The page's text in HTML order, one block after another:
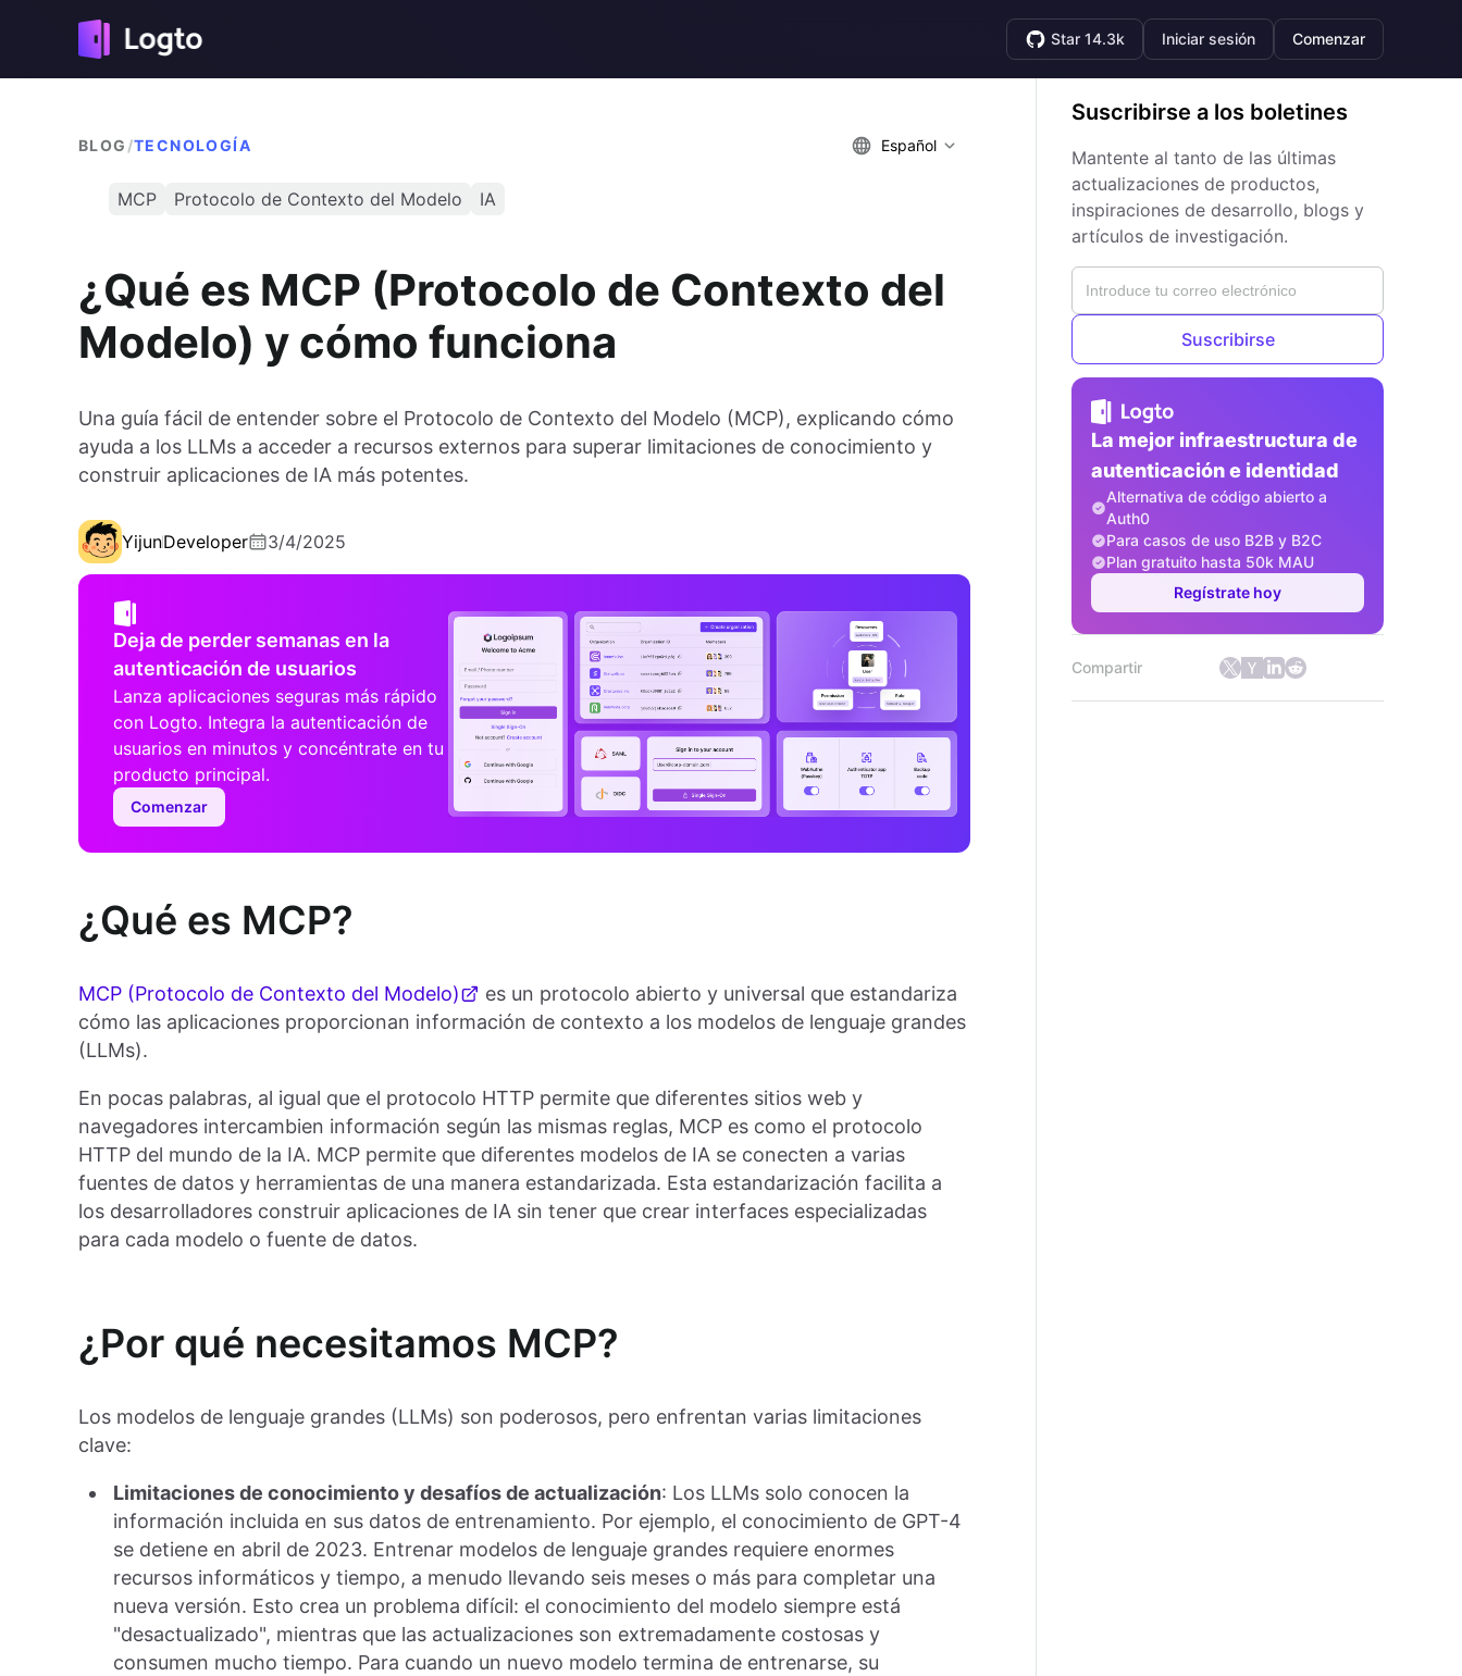
Star 14.3k Iniciar sesión Comenzar
BLOG /TECNOLOGÍA Español
MCP Protocolo de Contexto del Modelo IA
¿Qué es MCP (Protocolo de Contexto del
Modelo) y cómo funciona
Una guía fácil de entender sobre el Protocolo de Contexto del Modelo (MCP), explicando cómo
ayuda a los LLMs a acceder a recursos externos para superar limitaciones de conocimiento y
construir aplicaciones de IA más potentes.
YijunDeveloper 3/4/2025
Deja de perder semanas en la
autenticación de usuarios
Lanza aplicaciones seguras más rápido
con Logto. Integra la autenticación de
usuarios en minutos y concéntrate en tu
producto principal.
Comenzar
¿Qué es MCP?
MCP (Protocolo de Contexto del Modelo)
es un protocolo abierto y universal que estandariza
cómo las aplicaciones proporcionan información de contexto a los modelos de lenguaje grandes
(LLMs).
En pocas palabras, al igual que el protocolo HTTP permite que diferentes sitios web y
navegadores intercambien información según las mismas reglas, MCP es como el protocolo
HTTP del mundo de la IA. MCP permite que diferentes modelos de IA se conecten a varias
fuentes de datos y herramientas de una manera estandarizada. Esta estandarización facilita a
los desarrolladores construir aplicaciones de IA sin tener que crear interfaces especializadas
para cada modelo o fuente de datos.
¿Por qué necesitamos MCP?
Los modelos de lenguaje grandes (LLMs) son poderosos, pero enfrentan varias limitaciones
clave:
Limitaciones de conocimiento y desafíos de actualización: Los LLMs solo conocen la
información incluida en sus datos de entrenamiento. Por ejemplo, el conocimiento de GPT-4
se detiene en abril de 2023. Entrenar modelos de lenguaje grandes requiere enormes
recursos informáticos y tiempo, a menudo llevando seis meses o más para completar una
nueva versión. Esto crea un problema difícil: el conocimiento del modelo siempre está
"desactualizado", mientras que las actualizaciones son extremadamente costosas y
consumen mucho tiempo. Para cuando un nuevo modelo termina de entrenarse, su
Suscribirse a los boletines
Mantente al tanto de las últimas
actualizaciones de productos,
inspiraciones de desarrollo, blogs y
artículos de investigación.
Suscribirse
La mejor infraestructura de
autenticación e identidad
Alternativa de código abierto a
Auth0
Para casos de uso B2B y B2C
Plan gratuito hasta 50k MAU
Regístrate hoy
Compartir